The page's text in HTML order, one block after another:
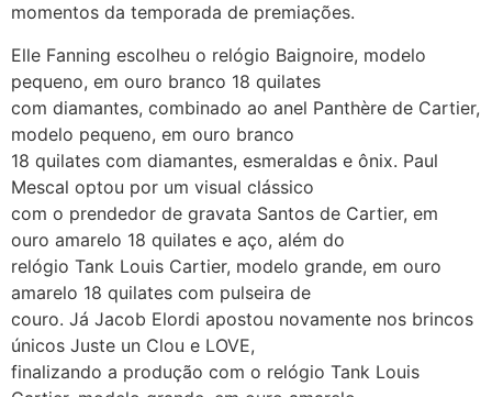
momentos da temporada de premiações.
Elle Fanning escolheu o relógio Baignoire, modelo
pequeno, em ouro branco 18 quilates
com diamantes, combinado ao anel Panthère de Cartier,
modelo pequeno, em ouro branco
18 quilates com diamantes, esmeraldas e ônix. Paul
Mescal optou por um visual clássico
com o prendedor de gravata Santos de Cartier, em
ouro amarelo 18 quilates e aço, além do
relógio Tank Louis Cartier, modelo grande, em ouro
amarelo 18 quilates com pulseira de
couro. Já Jacob Elordi apostou novamente nos brincos
únicos Juste un Clou e LOVE,
finalizando a produção com o relógio Tank Louis